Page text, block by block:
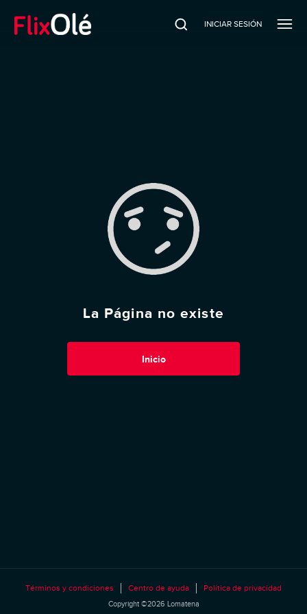
INICIAR SESIÓN
La Página no existe
Inicio
Términos y condiciones Centro de ayuda Política de privacidad
Copyright ©2026 Lomatena